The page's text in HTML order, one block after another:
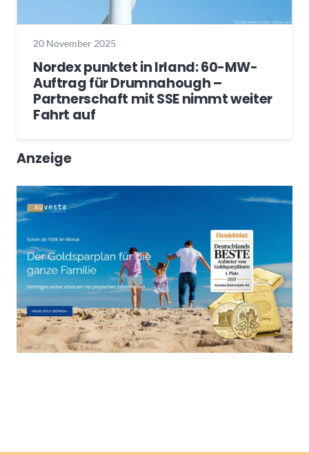
20 November 2025
Nordex punktet in Irland: 60-MW-
Auftrag für Drumnahough –
Partnerschaft mit SSE nimmt weiter
Fahrt auf
Anzeige